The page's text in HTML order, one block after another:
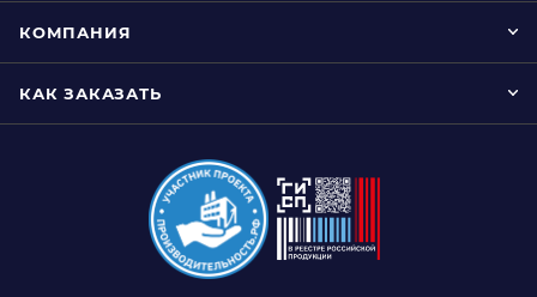
КОМПАНИЯ
КАК ЗАКАЗАТЬ